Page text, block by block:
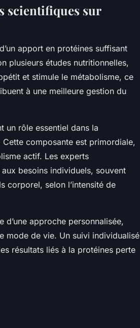
scientifiques sur
apport en protéines suffisant
plusieurs études nutritionnelles,
et stimule le métabolisme, ce
à une meilleure gestion du
un rôle essentiel dans la
composante est primordiale,
actif. Les experts
besoins individuels, souvent
corporel, selon l’intensité de
d’une approche personnalisée,
mode de vie. Un suivi individualisé
résultats liés à la protéines perte